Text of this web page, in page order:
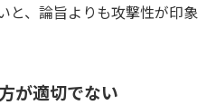
と、論旨よりも攻撃性が印象
が適切でない